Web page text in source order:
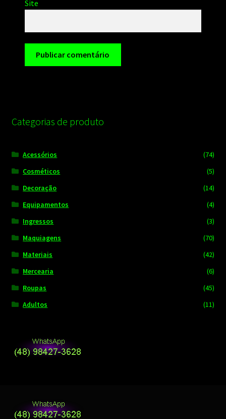
Site
Categorias de produto
Acessórios
(74)
Cosméticos
(5)
Decoração
(14)
Equipamentos
(4)
Ingressos
(3)
Maquiagens
(70)
Materiais
(42)
Mercearia
(6)
Roupas
(45)
Adultos
(11)